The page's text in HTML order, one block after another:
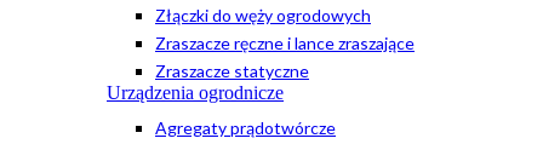
Złączki do węży ogrodowych
Zraszacze ręczne i lance zraszające
Zraszacze statyczne
Urządzenia ogrodnicze
Agregaty prądotwórcze